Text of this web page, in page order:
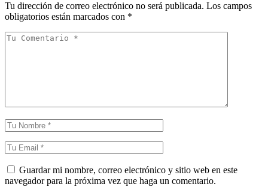
Tu dirección de correo electrónico no será publicada. Los campos
obligatorios están marcados con *
Guardar mi nombre, correo electrónico y sitio web en este
navegador para la próxima vez que haga un comentario.